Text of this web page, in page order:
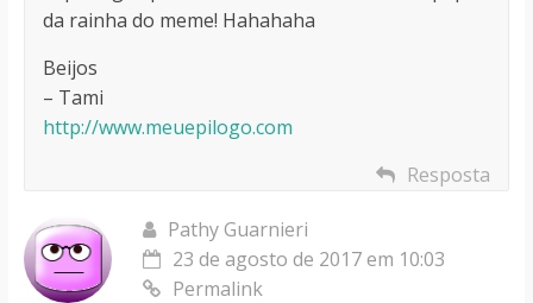
da rainha do meme! Hahahaha
Beijos
– Tami
http://www.meuepilogo.com
Resposta
Pathy Guarnieri
23 de agosto de 2017 em 10:03
Permalink